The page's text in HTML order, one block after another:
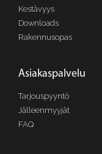
Asiakaspalvelu
Tarjouspyyntö
Jälleenmyyjät
FAQ
Kestävyys
Downloads
Rakennusopas